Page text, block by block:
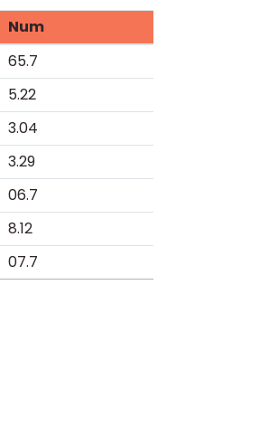
Num
65.7
5.22
3.04
3.29
06.7
8.12
07.7